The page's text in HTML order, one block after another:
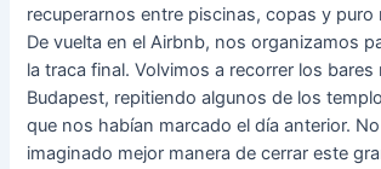
recuperarnos entre piscinas, copas y puro
De vuelta en el Airbnb, nos organizamos
la traca final. Volvimos a recorrer los
Budapest, repitiendo algunos de los
que nos habían marcado el día anterior.
imaginado mejor manera de cerrar este